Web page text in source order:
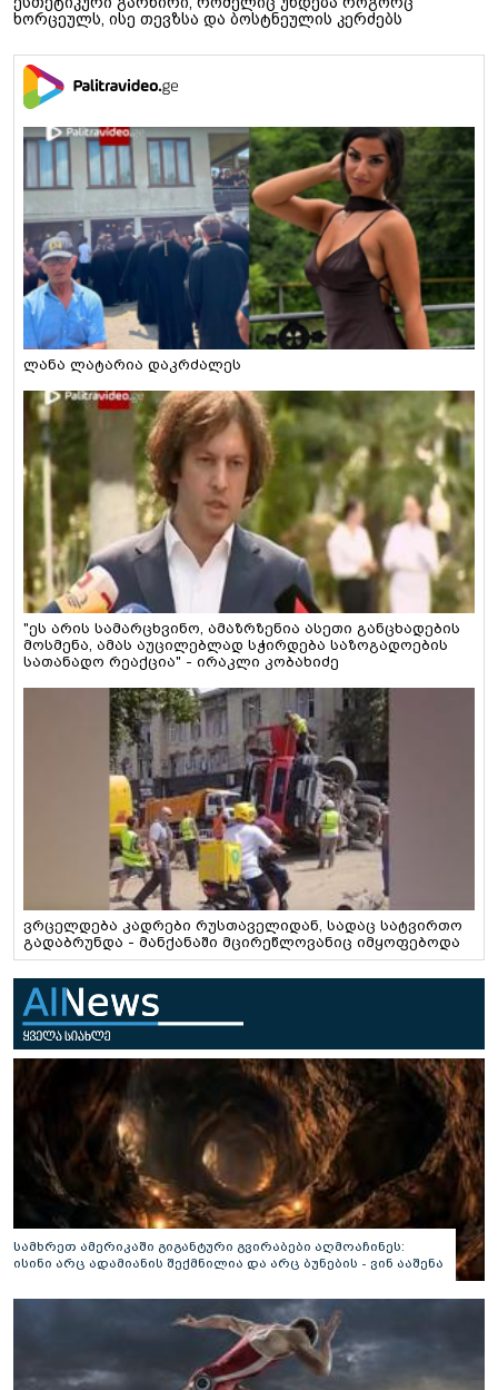
ხორცეულს, ისე თევზსა და ბოსტნეულის კერძებს
ლანა ლატარია დაკრძალეს
"ეს არის სამარცხვინო, ამაზრზენია ასეთი განცხადების
მოსმენა, ამას აუცილებლად სჭირდება საზოგადოების
სათანადო რეაქცია" - ირაკლი კობახიძე
ვრცელდება კადრები რუსთაველიდან, სადაც სატვირთო
გადაბრუნდა - მანქანაში მცირეწლოვანიც იმყოფებოდა
სამხრეთ ამერიკაში გიგანტური გვირაბები აღმოაჩინეს:
ისინი არც ადამიანის შექმნილია და არც ბუნების - ვინ ააშენა